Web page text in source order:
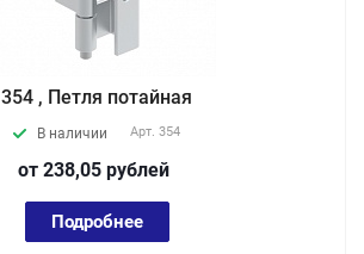
354 , Петля потайная
В наличии Арт. 354
от 238,05 рублей
Подробнее